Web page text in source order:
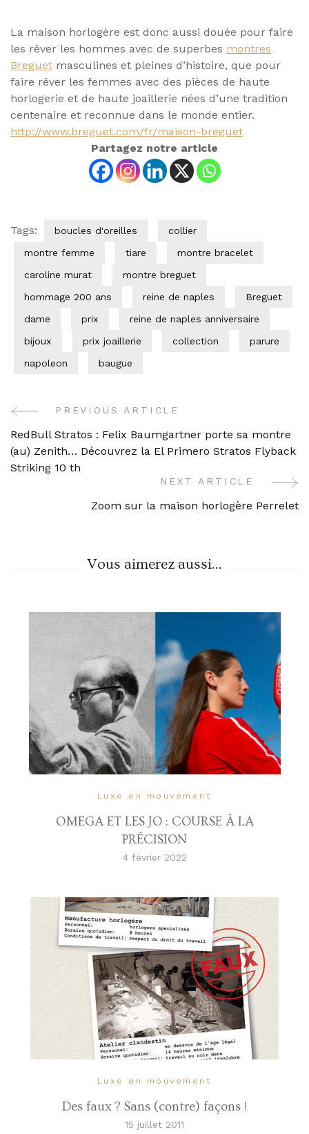
La maison horlogère est donc aussi douée pour faire
les rêver les hommes avec de superbes montres
Breguet masculines et pleines d’histoire, que pour
faire rêver les femmes avec des pièces de haute
horlogerie et de haute joaillerie nées d’une tradition
centenaire et reconnue dans le monde entier.
http://www.breguet.com/fr/maison-breguet
Partagez notre article
Tags: boucles d'oreilles
collier
montre femme
tiare
montre bracelet
caroline murat
montre breguet
hommage 200 ans
reine de naples
Breguet
dame
prix
reine de naples anniversaire
bijoux
prix joaillerie collection
parure
napoleon
baugue
Post
Navigation
PREVIOUS ARTICLE
RedBull Stratos : Felix Baumgartner porte sa montre
(au) Zenith… Découvrez la El Primero Stratos Flyback
Striking 10 th
NEXT ARTICLE
Zoom sur la maison horlogère Perrelet
Vous aimerez aussi...
Luxe en mouvement
OMEGA ET LES JO : COURSE À LA
PRÉCISION
4 février 2022
Luxe en mouvement
Des faux ? Sans (contre) façons !
15 juillet 2011